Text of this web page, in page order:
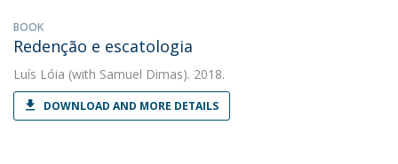
BOOK
Redenção e escatologia
Luís Lóia (with Samuel Dimas). 2018.
DOWNLOAD AND MORE DETAILS